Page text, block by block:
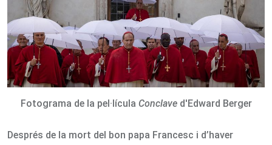
Fotograma de la pel·lícula Conclaved'Edward Berger
Després de la mort del bon papa Francesc i d’haver